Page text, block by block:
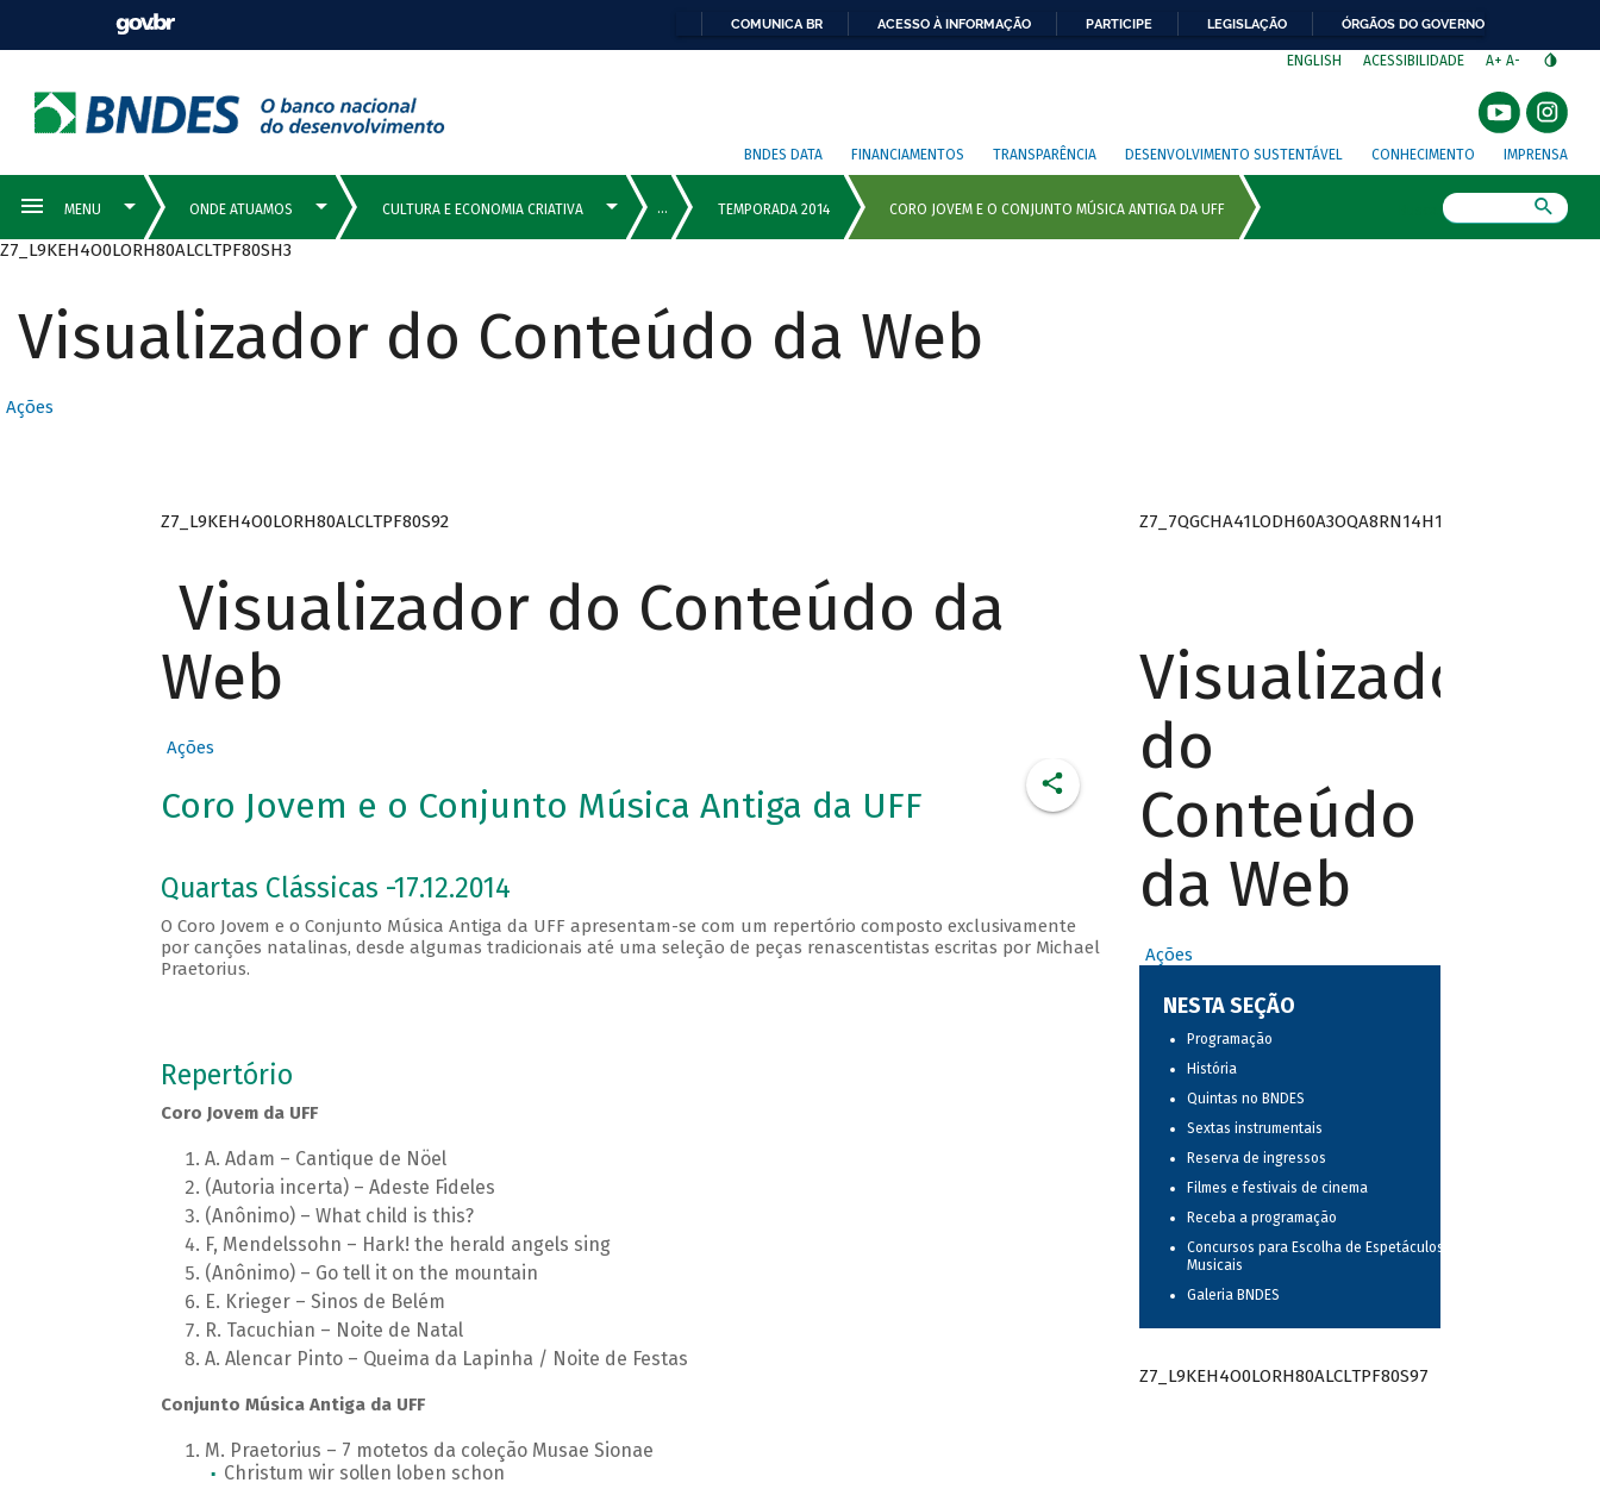
COMUNICA BR ACESSO À INFORMAÇÃO PARTICIPE LEGISLAÇÃO ÓRGÃOS DO GOVERNO
ENGLISH ACESSIBILIDADE A+ A-
BNDES DATA FINANCIAMENTOS TRANSPARÊNCIA DESENVOLVIMENTO SUSTENTÁVEL CONHECIMENTO IMPRENSA
Z7_L9KEH4O0LORH80ALCLTPF80SH3
Visualizador do Conteúdo da Web
Ações
Z7_L9KEH4O0LORH80ALCLTPF80S92
Visualizador do Conteúdo da
Web
Ações
Coro Jovem e o Conjunto Música Antiga da UFF
Quartas Clássicas -17.12.2014
O Coro Jovem e o Conjunto Música Antiga da UFF apresentam-se com um repertório composto exclusivamente
por canções natalinas, desde algumas tradicionais até uma seleção de peças renascentistas escritas por Michael
Praetorius.
Repertório
Coro Jovem da UFF
A. Adam – Cantique de Nöel
(Autoria incerta) – Adeste Fideles
(Anônimo) – What child is this?
F, Mendelssohn – Hark! the herald angels sing
(Anônimo) – Go tell it on the mountain
E. Krieger – Sinos de Belém
R. Tacuchian – Noite de Natal
A. Alencar Pinto – Queima da Lapinha / Noite de Festas
Conjunto Música Antiga da UFF
M. Praetorius – 7 motetos da coleção Musae Sionae
Christum wir sollen loben schon
Z7_7QGCHA41LODH60A3OQA8RN14H1
Visualizador
do
Conteúdo
da Web
Ações
NESTA SEÇÃO
Programação
História
Quintas no BNDES
Sextas instrumentais
Reserva de ingressos
Filmes e festivais de cinema
Receba a programação
Concursos para Escolha de Espetáculos
Musicais
Galeria BNDES
Z7_L9KEH4O0LORH80ALCLTPF80S97